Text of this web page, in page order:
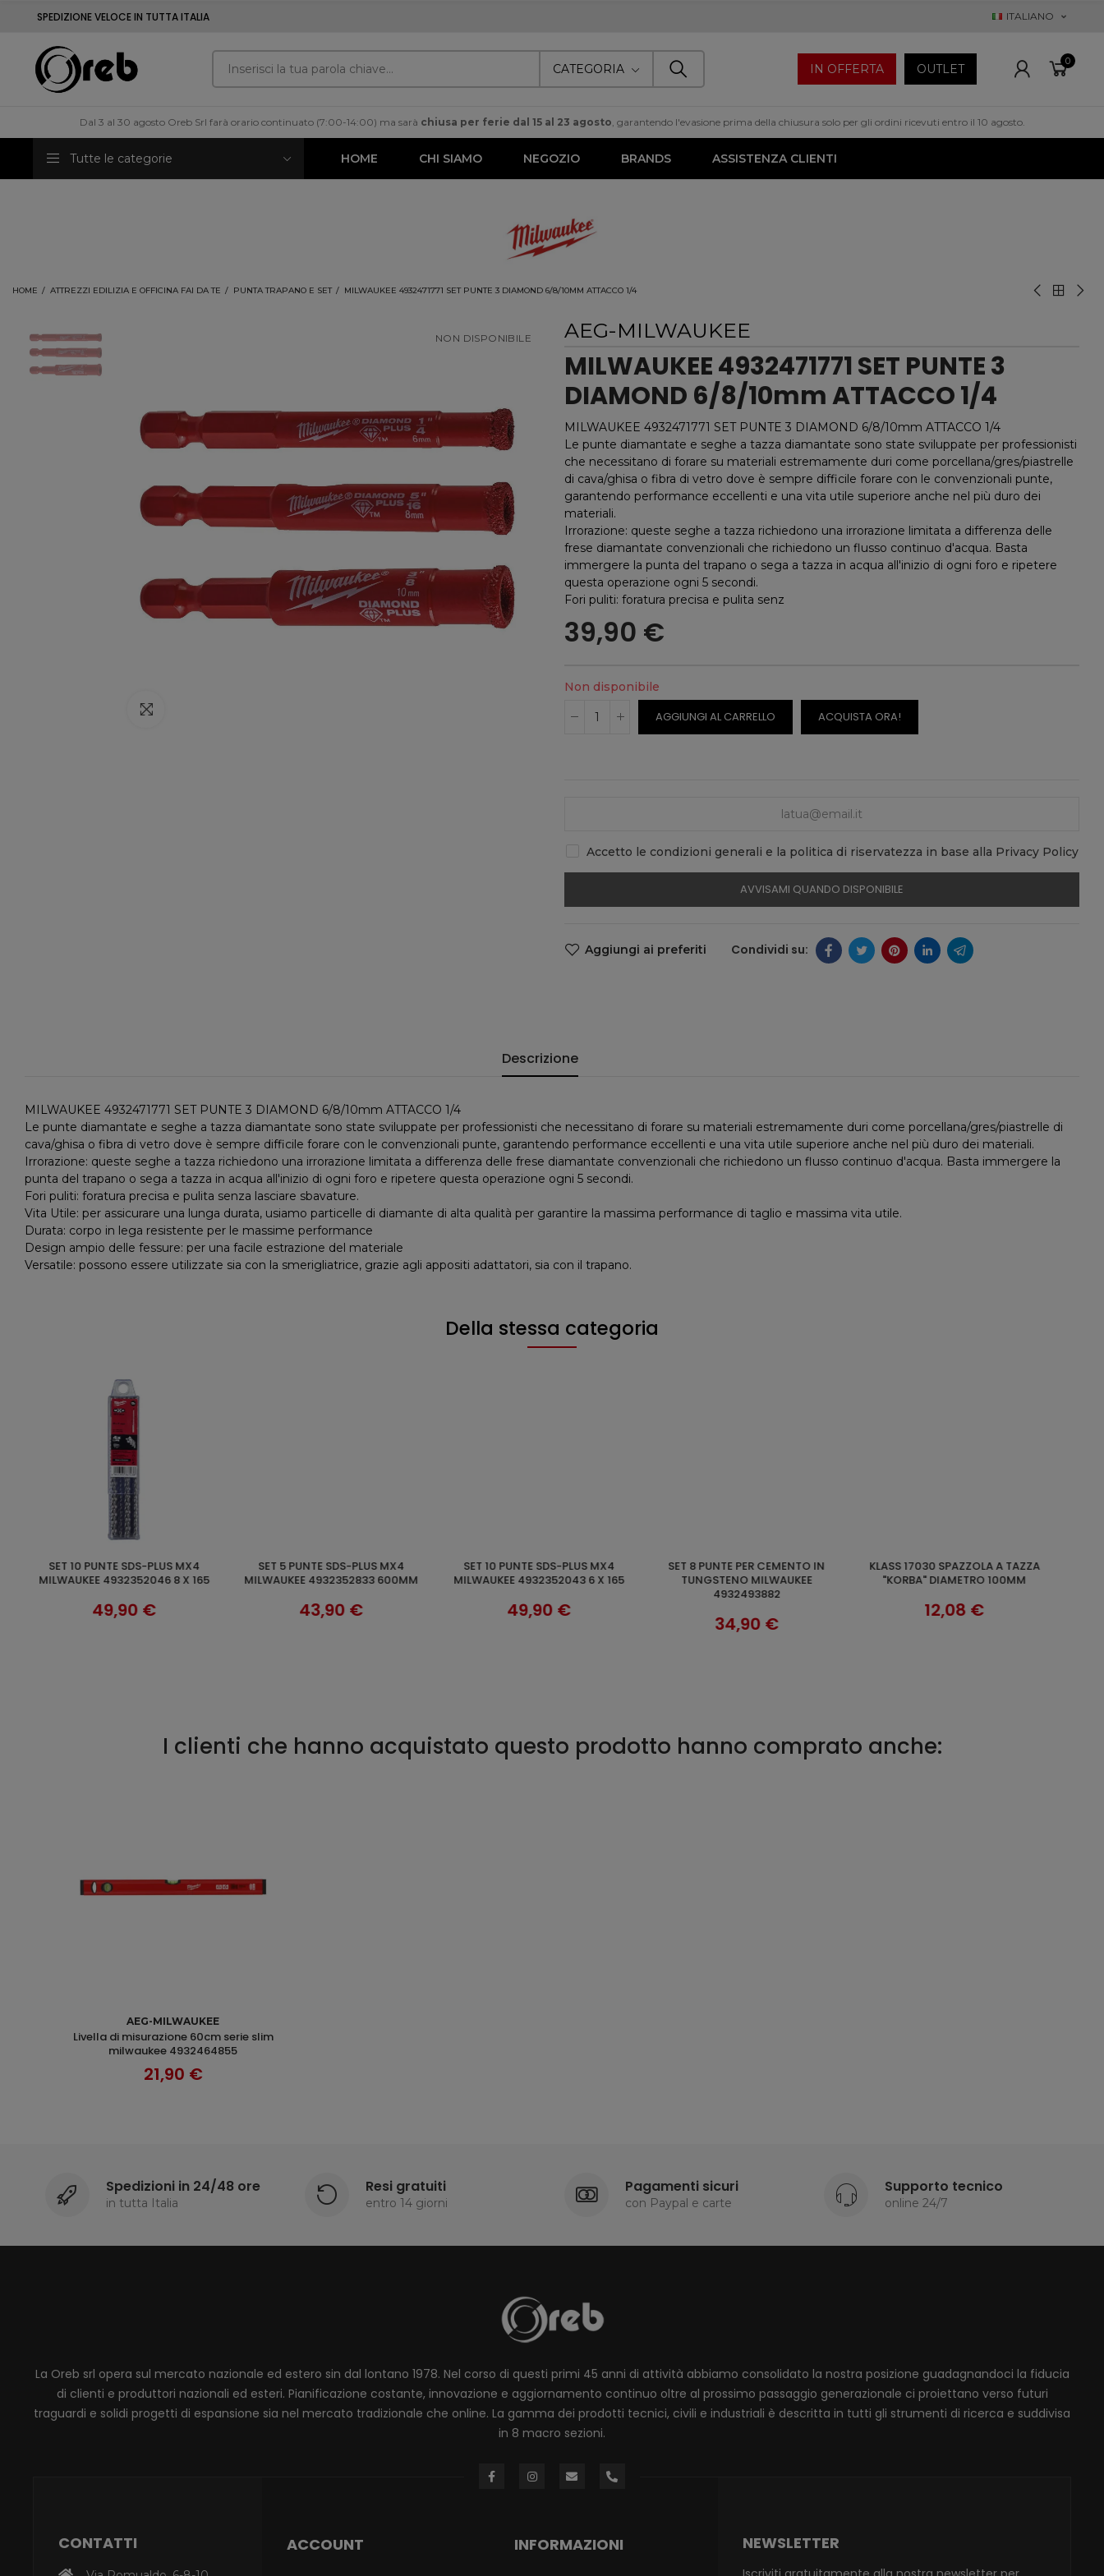
SPEDIZIONE VELOCE IN TUTTA ITALIA ITALIANO
CATEGORIA IN OFFERTA OUTLET
0
Dal 3 al 30 agosto Oreb Srl farà orario continuato (7:00-14:00) ma sarà chiusa per ferie dal 15 al 23 agosto , garantendo l'evasione prima della chiusura solo per gli ordini ricevuti entro il 10 agosto.
Tutte le categorie HOME CHI SIAMO NEGOZIO BRANDS ASSISTENZA CLIENTI
HOME ATTREZZI EDILIZIA E OFFICINA FAI DA TE PUNTA TRAPANO E SET MILWAUKEE 4932471771 SET PUNTE 3 DIAMOND 6/8/10MM ATTACCO 1/4
NON DISPONIBILE AEG-MILWAUKEE
MILWAUKEE 4932471771 SET PUNTE 3
DIAMOND 6/8/10mm ATTACCO 1/4
MILWAUKEE 4932471771 SET PUNTE 3 DIAMOND 6/8/10mm ATTACCO 1/4
Le punte diamantate e seghe a tazza diamantate sono state sviluppate per professionisti
che necessitano di forare su materiali estremamente duri come porcellana/gres/piastrelle
di cava/ghisa o fibra di vetro dove è sempre difficile forare con le convenzionali punte,
garantendo performance eccellenti e una vita utile superiore anche nel più duro dei
materiali.
Irrorazione: queste seghe a tazza richiedono una irrorazione limitata a differenza delle
frese diamantate convenzionali che richiedono un flusso continuo d'acqua. Basta
immergere la punta del trapano o sega a tazza in acqua all'inizio di ogni foro e ripetere
questa operazione ogni 5 secondi.
Fori puliti: foratura precisa e pulita senz
39,90 €
Non disponibile
AGGIUNGI AL CARRELLO ACQUISTA ORA!
Accetto le condizioni generali e la politica di riservatezza in base alla Privacy Policy
AVVISAMI QUANDO DISPONIBILE
Aggiungi ai preferiti
Descrizione
MILWAUKEE 4932471771 SET PUNTE 3 DIAMOND 6/8/10mm ATTACCO 1/4
Le punte diamantate e seghe a tazza diamantate sono state sviluppate per professionisti che necessitano di forare su materiali estremamente duri come porcellana/gres/piastrelle di
cava/ghisa o fibra di vetro dove è sempre difficile forare con le convenzionali punte, garantendo performance eccellenti e una vita utile superiore anche nel più duro dei materiali.
Irrorazione: queste seghe a tazza richiedono una irrorazione limitata a differenza delle frese diamantate convenzionali che richiedono un flusso continuo d'acqua. Basta immergere la
punta del trapano o sega a tazza in acqua all'inizio di ogni foro e ripetere questa operazione ogni 5 secondi.
Fori puliti: foratura precisa e pulita senza lasciare sbavature.
Vita Utile: per assicurare una lunga durata, usiamo particelle di diamante di alta qualità per garantire la massima performance di taglio e massima vita utile.
Durata: corpo in lega resistente per le massime performance
Design ampio delle fessure: per una facile estrazione del materiale
Versatile: possono essere utilizzate sia con la smerigliatrice, grazie agli appositi adattatori, sia con il trapano.
Della stessa categoria
AGGIUNGI AL CARRELLO
SET 8 PZ PUNTE MULTIMATERIALE
MILWAUKEE 4932471112
28,90 €
AGGIUNGI AL CARRELLO
SET 10 PUNTE SDS-PLUS MX4
MILWAUKEE 4932471256 12 X 260
106,90 €
AGGIUNGI AL CARRELLO
SET 10 PUNTE SDS-PLUS MX4
MILWAUKEE 4932352050 12 X 210
99,90 €
AGGIUNGI AL CARRELLO
SET 10 PUNTE SDS-PLUS MX4
MILWAUKEE 4932352048 10 X 215
AGGIUNGI AL CARRELLO
SET 10 PUNTE SDS-PLUS MX4
MILWAUKEE 4932352046 8 X 165
49,90 €
I clienti che hanno acquistato questo prodotto hanno comprato anche:
AGGIUNGI AL CARRELLO
AEG-MILWAUKEE
livella di misurazione 60cm serie slim
milwaukee 4932464855
21,90 €
Spedizioni in 24/48 ore
in tutta Italia
Resi gratuiti
entro 14 giorni
Pagamenti sicuri
con Paypal e carte
Supporto tecnico
online 24/7
La Oreb srl opera sul mercato nazionale ed estero sin dal lontano 1978. Nel corso di questi primi 45 anni di attività abbiamo consolidato la nostra posizione guadagnandoci la fiducia
di clienti e produttori nazionali ed esteri. Pianificazione costante, innovazione e aggiornamento continuo oltre al prossimo passaggio generazionale ci proiettano verso futuri
traguardi e solidi progetti di espansione sia nel mercato tradizionale che online. La gamma dei prodotti tecnici, civili e industriali è descritta in tutti gli strumenti di ricerca e suddivisa
in 8 macro sezioni.
CONTATTI ACCOUNT INFORMAZIONI NEWSLETTER